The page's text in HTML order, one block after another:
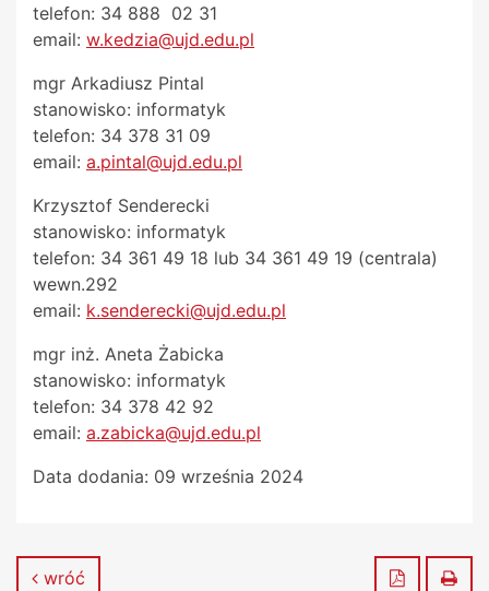
telefon: 34 888 02 31
email: w.kedzia@ujd.edu.pl
mgr Arkadiusz Pintal
stanowisko: informatyk
telefon: 34 378 31 09
email: a.pintal@ujd.edu.pl
Krzysztof Senderecki
stanowisko: informatyk
telefon: 34 361 49 18 lub 34 361 49 19 (centrala)
wewn.292
email: k.senderecki@ujd.edu.pl
mgr inż. Aneta Żabicka
stanowisko: informatyk
telefon: 34 378 42 92
email: a.zabicka@ujd.edu.pl
Data dodania: 09 września 2024
wróć Zapisz do